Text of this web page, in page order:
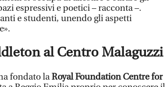
espressivi e poetici – racconta –.
e studenti, unendo gli aspetti
al Centro Malaguzzi
fondato laRoyal Foundation Centre for